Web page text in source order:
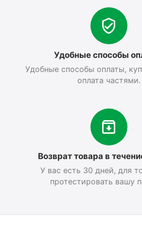
Удобные способы
Удобные способы оплаты,
оплата частями.
Возврат товара в
У вас есть 30 дней, для
протестировать вашу